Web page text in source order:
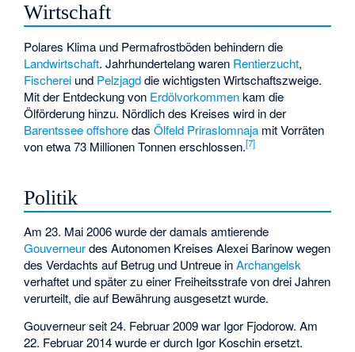
Wirtschaft
Polares Klima und Permafrostböden behindern die
Landwirtschaft. Jahrhundertelang waren Rentierzucht,
Fischerei und Pelzjagddie wichtigsten Wirtschaftszweige.
Mit der Entdeckung von Erdölvorkommenkam die
Ölförderung hinzu. Nördlich des Kreises wird in der
Barentssee offshoredasÖlfeld Priraslomnaja mit Vorräten
von etwa 73 Millionen Tonnen erschlossen.[7]
Politik
Am 23. Mai 2006 wurde der damals amtierende
Gouverneurdes Autonomen KreisesAlexei Barinowwegen
des Verdachts auf Betrug und Untreue inArchangelsk
verhaftet und später zu einer Freiheitsstrafe von drei Jahren
verurteilt, die auf Bewährung ausgesetzt wurde.
Gouverneur seit 24. Februar 2009 war Igor Fjodorow. Am
22. Februar 2014 wurde er durch Igor Koschinersetzt.